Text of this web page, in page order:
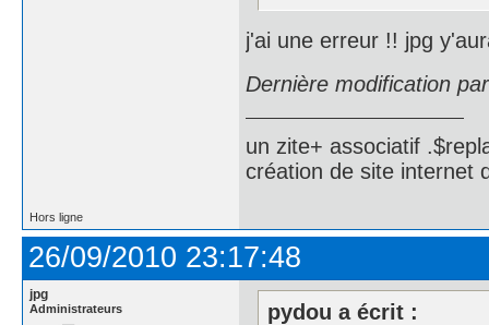
j'ai une erreur !! jpg
Dernière modification
un zite+ associatif
création de site internet
Hors ligne
26/09/2010 23:17:48
jpg
Administrateurs
pydou a écrit :